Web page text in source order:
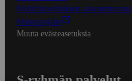
Mobiilisovelluksen saavutettavuus
Mainostajalle
Muuta evästeasetuksia